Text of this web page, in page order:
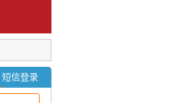
短信登录